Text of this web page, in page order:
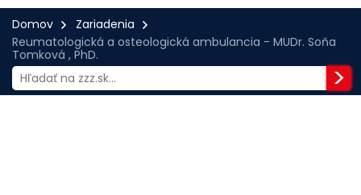
Domov
Zariadenia
Reumatologická a osteologická ambulancia - MUDr. Soňa
Tomková , PhD.